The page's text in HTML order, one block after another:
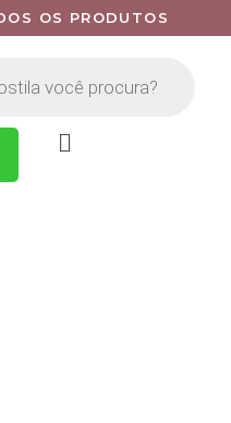
OS PRODUTOS